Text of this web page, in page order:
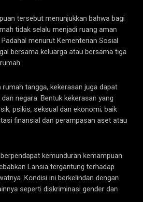
tersebut menunjukkan bahwa bagi
tidak selalu menjadi ruang aman
menurut Kementerian Sosial
bersama keluarga atau bersama tiga
rumah tangga, kekerasan juga dapat
negara. Bentuk kekerasan yang
psikis, seksual dan ekonomi; baik
finansial dan perampasan aset atau
kemunduran kemampuan
Lansia tergantung terhadap
Kondisi ini berkelindan dengan
seperti diskriminasi gender dan